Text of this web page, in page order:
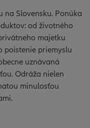
na Slovensku. Ponúka
od životného
majetku
poistenie priemyslu
uznávaná
Odráža nielen
minulosťou